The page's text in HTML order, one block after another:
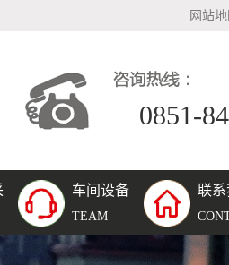
网站地
0851-
车间设备
TEAM
团队风采
联系